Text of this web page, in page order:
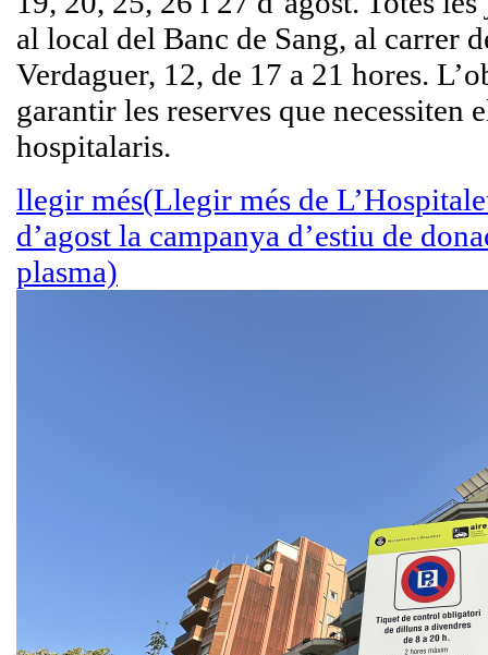
al local del Banc de Sang, al carrer
Verdaguer, 12, de 17 a 21 hores.
garantir les reserves que necessiten
hospitalaris.
llegir més(Llegir més de
d’agost la campanya d’estiu de
plasma)